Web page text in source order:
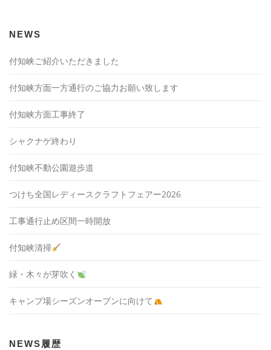
NEWS
付知峡ご紹介いただきました
付知峡方面一方通行のご協力お願い致します
付知峡方面工事終了
シャクナゲ終わり
付知峡不動公園遊歩道
つけち全国レディースクラフトフェアー2026
工事通行止め区間一時開放
付知峡清掃
緑・木々が芽吹く
キャンプ場シーズンオープンに向けて
NEWS履歴